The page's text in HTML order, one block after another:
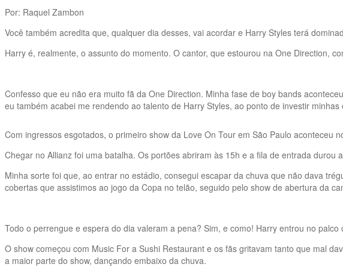
Por: Raquel Zambon
Você também acredita que, qualquer dia desses, vai acordar e Harry Styles terá
Harry é, realmente, o assunto do momento. O cantor, que estourou na One Direction,
Confesso que eu não era muito fã da One Direction. Minha fase de boy bands
eu também acabei me rendendo ao talento de Harry Styles, ao ponto de investir
Com ingressos esgotados, o primeiro show da Love On Tour em São Paulo
Chegar no Allianz foi uma batalha. Os portões abriram às 15h e a fila de entrada
Minha sorte foi que, ao entrar no estádio, consegui escapar da chuva que não dava
cobertas que assistimos ao jogo da Copa no telão, seguido pelo show de abertura da
Todo o perrengue e espera do dia valeram a pena? Sim, e como! Harry entrou no
O show começou com Music For a Sushi Restaurant e os fãs gritavam tanto que mal
a maior parte do show, dançando embaixo da chuva.